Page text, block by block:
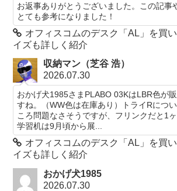
お返事ありがとうございました。この記事
とても参考になりました！
オフィスコムのデスク「AL」を買
イズも詳しく紹介
収納マン（芝谷 浩）
2026.07.30
おかげ犬1985さまPLABO 03KはLBR色が
すね。（WW色は在庫あり）トライRにつ
ころ問題なさそうですが、フリンクだと1ヶ
学習机は9月頃から展...
オフィスコムのデスク「AL」を買
イズも詳しく紹介
おかげ犬1985
2026.07.30